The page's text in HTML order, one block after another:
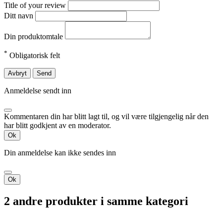
Title of your review
Ditt navn
Din produktomtale
* Obligatorisk felt
Avbryt Send
Anmeldelse sendt inn
Kommentaren din har blitt lagt til, og vil være tilgjengelig når den
har blitt godkjent av en moderator.
Ok
Din anmeldelse kan ikke sendes inn
Ok
2 andre produkter i samme kategori